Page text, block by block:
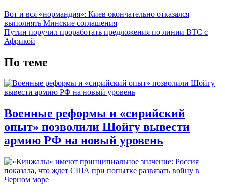
Вот и вся «нормандия»: Киев окончательно отказался
выполнять Минские соглашения
Путин поручил проработать предложения по линии ВТС с
Африкой
По теме
Военные реформы и «сирийский
опыт» позволили Шойгу вывести
армию РФ на новый уровень